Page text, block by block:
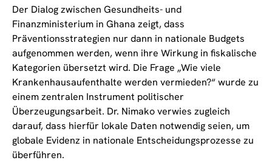
Der Dialog zwischen Gesundheits- und
Finanzministerium in Ghana zeigt, dass
Präventionsstrategien nur dann in nationale Budgets
aufgenommen werden, wenn ihre Wirkung in fiskalische
Kategorien übersetzt wird. Die Frage „Wie viele
Krankenhausaufenthalte werden vermieden?“ wurde zu
einem zentralen Instrument politischer
Überzeugungsarbeit. Dr. Nimako verwies zugleich
darauf, dass hierfür lokale Daten notwendig seien, um
globale Evidenz in nationale Entscheidungsprozesse zu
überführen.